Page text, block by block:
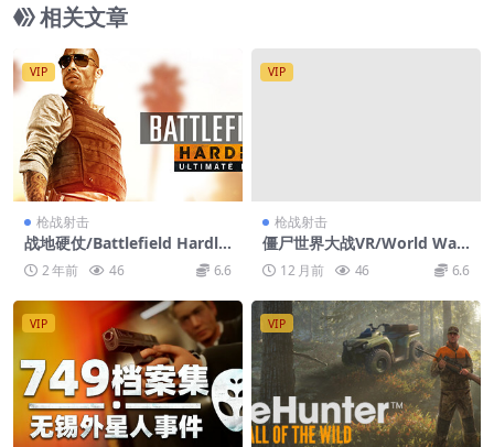
相关文章
VIP
枪战射击
战地硬仗/Battlefield Hardli
ne 2 年前 46 6.6
VIP
枪战射击
僵尸世界大战VR/World War
Z VR12 月前 46 6.6
VIP VIP